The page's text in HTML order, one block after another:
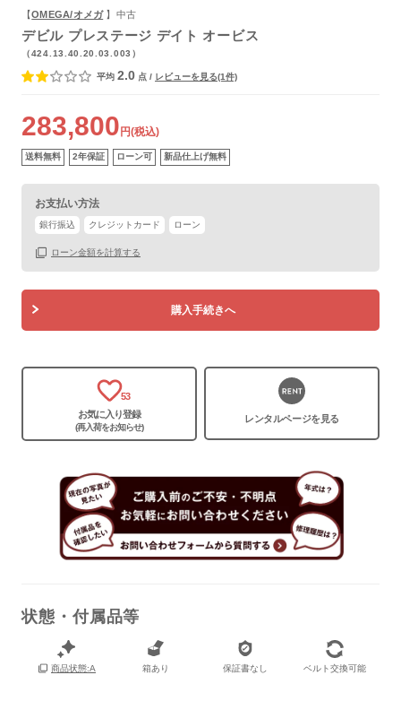
【OMEGA/オメガ】中古
デビル プレステージ デイト オービス
（424.13.40.20.03.003）
平均 2.0 点 / レビューを見る(1件)
283,800 円(税込)
送料無料 2年保証 ローン可 新品仕上げ無料
お支払い方法
銀行振込 クレジットカード ローン
ローン金額を計算する
購入手続きへ
53
お気に入り登録
(再入荷をお知らせ)
レンタルページを見る
状態・付属品等
商品状態:A 箱あり 保証書なし ベルト交換可能